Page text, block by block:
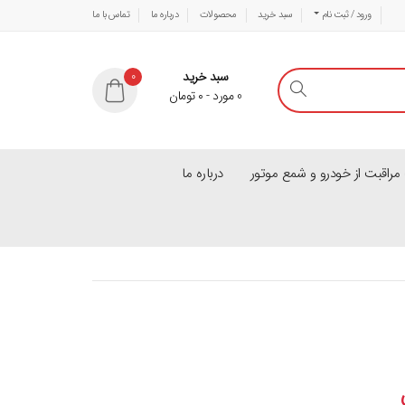
ورود / ثبت نام سبد خرید محصولات درباره ما تماس با ما
0
سبد خرید
0مورد-۰ تومان
از خودرو و شمع موتور درباره ما